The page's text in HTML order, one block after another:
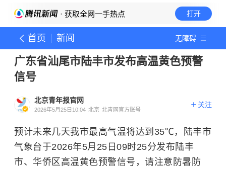
· 获取全网一手热点 打开
首页 新闻 无障碍
广东省汕尾市陆丰市发布高温黄色预警
信号
北京青年报官网
2026年5月25日10:04 北京 北青网官方账号
关注
预计未来几天我市最高气温将达到35℃，陆丰市
气象台于2026年5月25日09时25分发布陆丰
市、华侨区高温黄色预警信号，请注意防暑防